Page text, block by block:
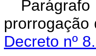
Decreto nº